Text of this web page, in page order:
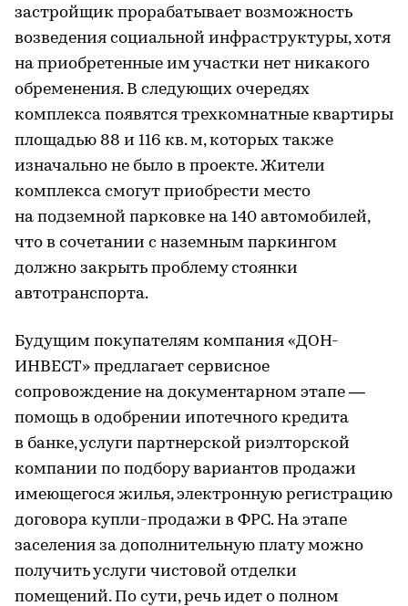
застройщик прорабатывает возможность
возведения социальной инфраструктуры, хотя
на приобретенные им участки нет никакого
обременения. В следующих очередях
комплекса появятся трехкомнатные квартиры
площадью 88 и 116 кв. м, которых также
изначально не было в проекте. Жители
комплекса смогут приобрести место
на подземной парковке на 140 автомобилей,
что в сочетании с наземным паркингом
должно закрыть проблему стоянки
автотранспорта.
Будущим покупателям компания «ДОН-
ИНВЕСТ» предлагает сервисное
сопровождение на документарном этапе —
помощь в одобрении ипотечного кредита
в банке, услуги партнерской риэлторской
компании по подбору вариантов продажи
имеющегося жилья, электронную регистрацию
договора купли-продажи в ФРС. На этапе
заселения за дополнительную плату можно
получить услуги чистовой отделки
помещений. По сути, речь идет о полном